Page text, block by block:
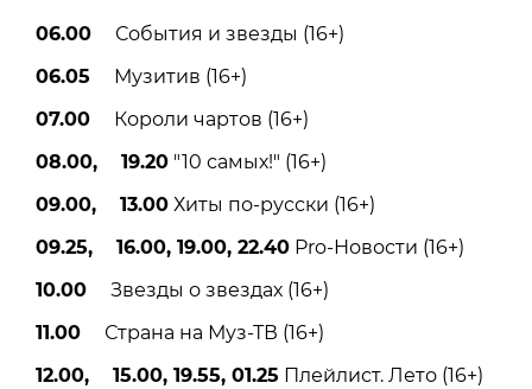
06.00 События и звезды (16+)
06.05 Музитив (16+)
07.00 Короли чартов (16+)
08.00, 19.20 "10 самых!" (16+)
09.00, 13.00 Хиты по-русски (16+)
09.25, 16.00, 19.00, 22.40 Pro-Новости (16+)
10.00 Звезды о звездах (16+)
11.00 Страна на Муз-ТВ (16+)
12.00, 15.00, 19.55, 01.25 Плейлист. Лето (16+)